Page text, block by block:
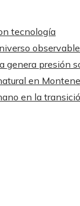
tecnología
observable
genera presión
en
en la